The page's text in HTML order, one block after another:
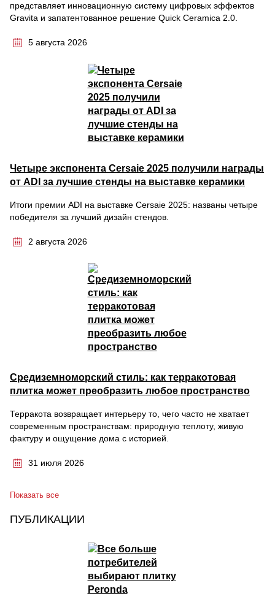
представляет инновационную систему цифровых эффектов
Gravita и запатентованное решение Quick Ceramica 2.0.
5 августа 2026
Четыре экспонента Cersaie 2025 получили награды
от ADI за лучшие стенды на выставке керамики
Итоги премии ADI на выставке Cersaie 2025: названы четыре
победителя за лучший дизайн стендов.
2 августа 2026
Средиземноморский стиль: как терракотовая
плитка может преобразить любое пространство
Терракота возвращает интерьеру то, чего часто не хватает
современным пространствам: природную теплоту, живую
фактуру и ощущение дома с историей.
31 июля 2026
Показать все
ПУБЛИКАЦИИ